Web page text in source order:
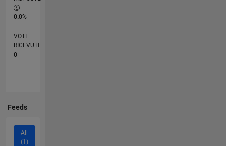
0.0%
VOTI
RICEVUTI
0
Feeds
All
(1)